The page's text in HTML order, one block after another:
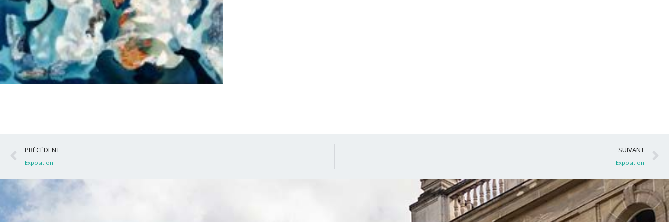
Précédent
PRÉCÉDENT
Exposition
SUIVANT
Exposition